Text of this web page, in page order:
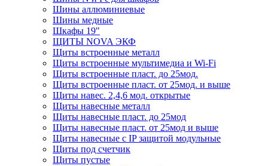
Шины аллюминиевые
Шины медные
Шкафы 19"
ЩИТЫ NOVA ЭКФ
Щиты встроенные металл
Щиты встроенные мультимедиа и Wi-Fi
Щиты встроенные пласт. до 25мод.
Щиты встроенные пласт. от 25мод. и выше
Щиты навес. 2,4,6 мод. открытые
Щиты навесные металл
Щиты навесные пласт. до 25мод
Щиты навесные пласт. от 25мод и выше
Щиты навесные с IP защитой модульные
Щиты под счетчик
Щиты пустые